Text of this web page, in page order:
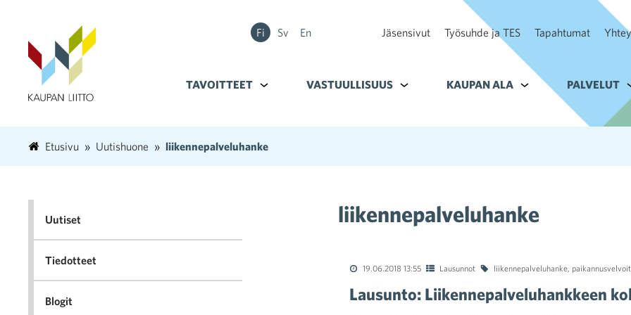
Fi Sv En Jäsensivut Työsuhde ja TES Tapahtumat
TAVOITTEET Alavalikko kohteelle Tavoitteet
VASTUULLISUUS Alavalikko kohteelle Vastuullisuus
KAUPAN ALA Alavalikko kohteelle
PALVELUT
Etusivu Uutishuone liikennepalveluhanke
liikennepalveluhanke
19.06.2018 13:55 Lausunnot liikennepalveluhanke,
Lausunto: Liikennepalveluhankkeen
Uutiset
Tiedotteet
Blogit